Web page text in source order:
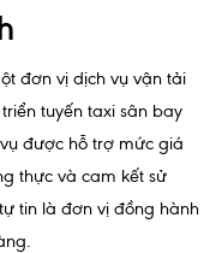
đơn vị dịch vụ vận tải
tuyến taxi sân bay
được hỗ trợ mức giá
thực và cam kết sử
tin là đơn vị đồng hành